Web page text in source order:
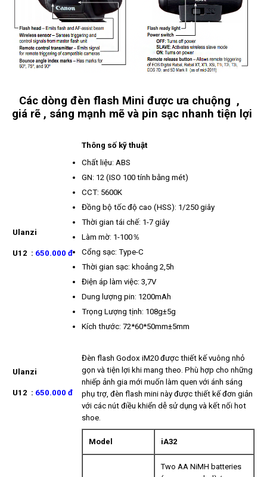
Các dòng đèn flash Mini được ưa chuộng ,
giá rẽ , sáng mạnh mẽ và pin sạc nhanh tiện lợi
Ulanzi
U12 : 650.000 đ
Thông số kỹ thuật
Chất liệu: ABS
GN: 12 (ISO 100 tính bằng mét)
CCT: 5600K
Đồng bộ tốc độ cao (HSS): 1/250 giây
Thời gian tái chế: 1-7 giây
Làm mờ: 1-100％
Cổng sạc: Type-C
Thời gian sạc: khoảng 2,5h
Điện áp làm việc: 3,7V
Dung lượng pin: 1200mAh
Trọng Lượng tịnh: 108g±5g
Kích thước: 72*60*50mm±5mm
Ulanzi
U12 : 650.000 đ
Đèn flash Godox iM20 được thiết kế vuông nhỏ
gọn và tiện lợi khi mang theo. Phù hợp cho những
nhiếp ảnh gia mới muốn làm quen với ánh sáng
phụ trợ, đèn flash mini này được thiết kế đơn giản
với các nút điều khiển dễ sử dụng và kết nối hot
shoe.
Model iA32
Two AA NiMH batteries